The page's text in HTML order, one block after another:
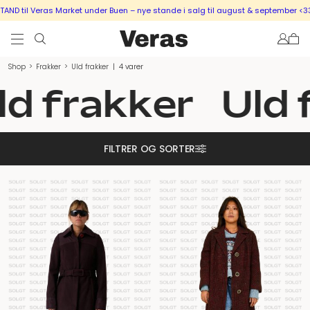
til Veras Market under Buen – nye stande i salg til august & september
Shop > Frakker > Uld frakker | 4 varer
frakker Uld
FILTRER OG SORTER